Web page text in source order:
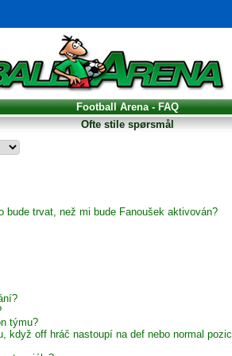
Football Arena - FAQ
Ofte stile spørsmål
bude trvat, než mi bude Fanoušek aktivován?
týmu?
když off hráč nastoupí na def nebo normal